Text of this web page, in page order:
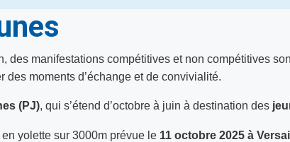
des manifestations compétitives et non compétitives
des moments d’échange et de convivialité.
(PJ), qui s’étend d’octobre à juin à destination des
yolette sur 3000m prévue le 11 octobre 2025 à